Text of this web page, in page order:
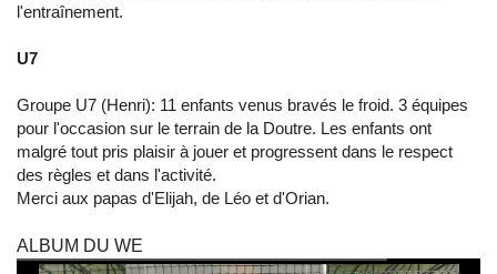
l'entraînement.
U7
Groupe U7 (Henri): 11 enfants venus bravés le froid. 3 équipes
pour l'occasion sur le terrain de la Doutre. Les enfants ont
malgré tout pris plaisir à jouer et progressent dans le respect
des règles et dans l'activité.
Merci aux papas d'Elijah, de Léo et d'Orian.
ALBUM DU WE